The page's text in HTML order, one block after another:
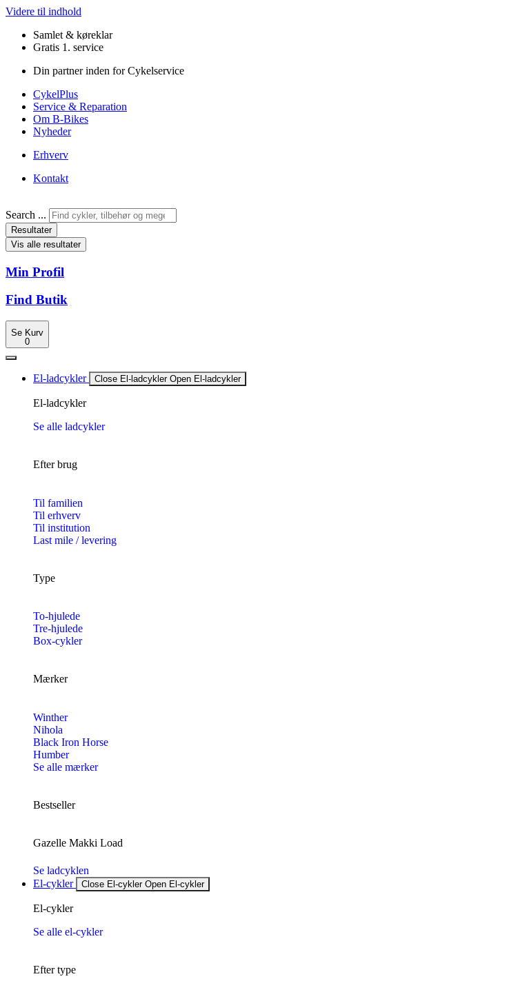
Videre til indhold
Samlet & køreklar
Gratis 1. service
Din partner inden for Cykelservice
CykelPlus
Service & Reparation
Om B-Bikes
Nyheder
Erhverv
Kontakt
Search ...
Resultater
Vis alle resultater
Min Profil
Find Butik
Se Kurv
0
El-ladcykler Close El-ladcykler Open El-ladcykler
El-ladcykler
Se alle ladcykler
Efter brug
Til familien
Til erhverv
Til institution
Last mile / levering
Type
To-hjulede
Tre-hjulede
Box-cykler
Mærker
Winther
Nihola
Black Iron Horse
Humber
Se alle mærker
Bestseller
Gazelle Makki Load
Se ladcyklen
El-cykler
Close El-cykler Open El-cykler
El-cykler
Se alle el-cykler
Efter type